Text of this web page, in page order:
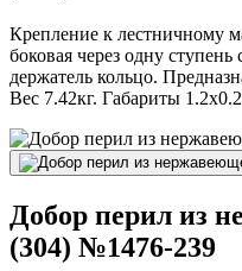
Крепление к лестничному
боковая через одну
держатель кольцо.
Вес 7.42кг. Габариты
Добор перил из
(304) №1476-239